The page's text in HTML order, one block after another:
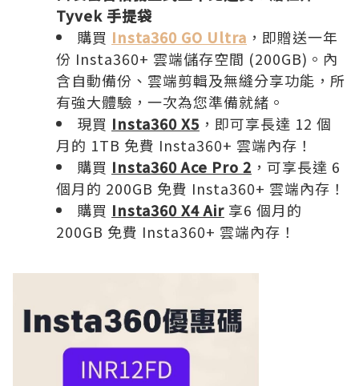
Tyvek 手提袋
購買 Insta360 GO Ultra ，即贈送一年
份 Insta360+ 雲端儲存空間 (200GB)。內
含自動備份、雲端剪輯及無縫分享功能，所
有強大體驗，一次為您準備就緒。
現買 Insta360 X5 ，即可享長達 12 個
月的 1TB 免費 Insta360+ 雲端內存！
購買 Insta360 Ace Pro 2 ，可享長達 6
個月的 200GB 免費 Insta360+ 雲端內存！
購買 Insta360 X4 Air 享6 個月的
200GB 免費 Insta360+ 雲端內存！